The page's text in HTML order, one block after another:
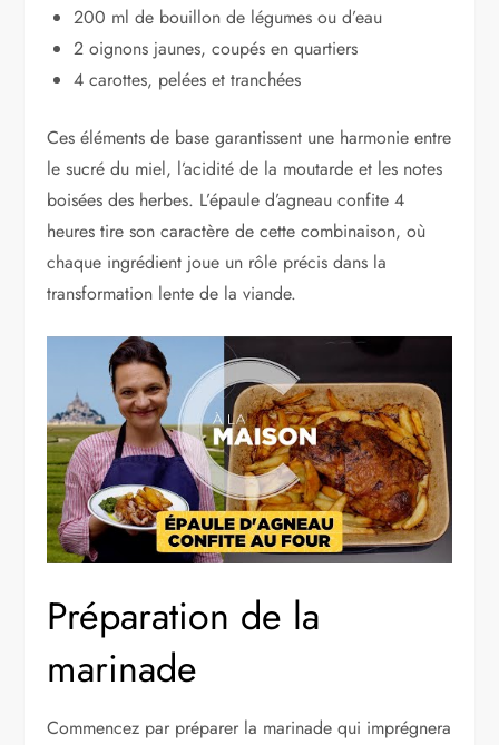
200 ml de bouillon de légumes ou d’eau
2 oignons jaunes, coupés en quartiers
4 carottes, pelées et tranchées
Ces éléments de base garantissent une harmonie entre
le sucré du miel, l’acidité de la moutarde et les notes
boisées des herbes. L’épaule d’agneau confite 4
heures tire son caractère de cette combinaison, où
chaque ingrédient joue un rôle précis dans la
transformation lente de la viande.
Préparation de la
marinade
Commencez par préparer la marinade qui imprégnera